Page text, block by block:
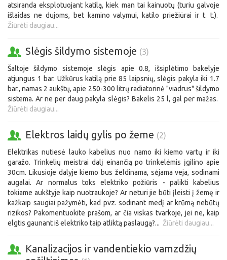
atsiranda eksplotuojant katilą, kiek man tai kainuotų (turiu galvoje
išlaidas ne dujoms, bet kamino valymui, katilo priežiūrai ir t. t.).
Žiūrėti daugiau...
Slėgis šildymo sistemoje (3)
Šaltoje šildymo sistemoje slėgis apie 0.8, išsiplėtimo bakelyje
atjungus 1 bar. Užkūrus katilą prie 85 laipsnių, slėgis pakyla iki 1.7
bar., namas 2 aukštų, apie 250-300 litrų radiatorinė "viadrus" šildymo
sistema. Ar ne per daug pakyla slėgis? Bakelis 25 l, gal per mažas.
Žiūrėti daugiau...
Elektros laidų gylis po žeme (2)
Elektrikas nutiesė lauko kabelius nuo namo iki kiemo vartų ir iki
garažo. Trinkelių meistrai dalį einančią po trinkelėmis įgilino apie
30cm. Likusioje dalyje kiemo bus želdinama, sėjama veja, sodinami
augalai. Ar normalus toks elektriko požiūris - palikti kabelius
tokiame aukštyje kaip nuotraukoje? Ar neturi jie būti įleisti į žemę ir
kažkaip saugiai pažymėti, kad pvz. sodinant medį ar krūmą nebūtų
rizikos? Pakomentuokite prašom, ar čia viskas tvarkoje, jei ne, kaip
elgtis gaunant iš elektriko taip atliktą paslaugą?... Žiūrėti daugiau...
Kanalizacijos ir vandentiekio vamzdžių